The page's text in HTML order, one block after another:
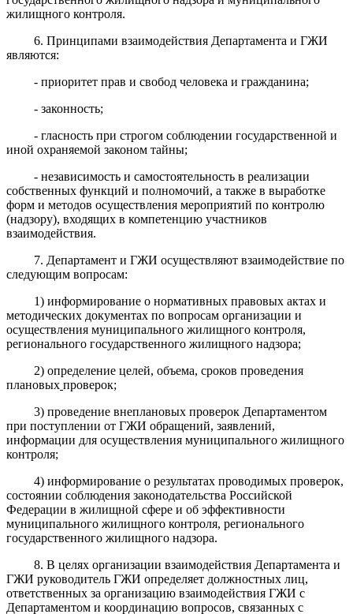
жилищного контроля.
6. Принципами взаимодействия Департамента и ГЖИ
являются:
- приоритет прав и свобод человека и гражданина;
- законность;
- гласность при строгом соблюдении государственной и
иной охраняемой законом тайны;
- независимость и самостоятельность в реализации
собственных функций и полномочий, а также в выработке
форм и методов осуществления мероприятий по контролю
(надзору), входящих в компетенцию участников
взаимодействия.
7. Департамент и ГЖИ осуществляют взаимодействие по
следующим вопросам:
1) информирование о нормативных правовых актах и
методических документах по вопросам организации и
осуществления муниципального жилищного контроля,
регионального государственного жилищного надзора;
2) определение целей, объема, сроков проведения
плановых проверок;
3) проведение внеплановых проверок Департаментом
при поступлении от ГЖИ обращений, заявлений,
информации для осуществления муниципального жилищного
контроля;
4) информирование о результатах проводимых проверок,
состоянии соблюдения законодательства Российской
Федерации в жилищной сфере и об эффективности
муниципального жилищного контроля, регионального
государственного жилищного надзора.
8. В целях организации взаимодействия Департамента и
ГЖИ руководитель ГЖИ определяет должностных лиц,
ответственных за организацию взаимодействия ГЖИ с
Департаментом и координацию вопросов, связанных с